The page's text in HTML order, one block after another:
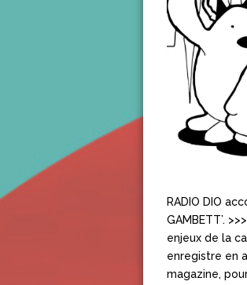
RADIO DIO
GAMBETT’.
enjeux de la
enregistre en
magazine,